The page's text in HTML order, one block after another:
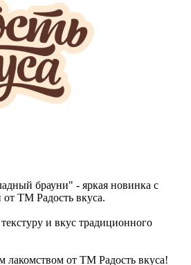
брауни" - яркая новинка с
ТМ Радость вкуса.
и вкус традиционного
лакомством от ТМ Радость вкуса!